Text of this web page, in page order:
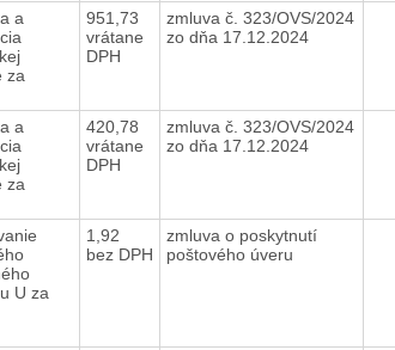
a
za
951,73
vrátane
DPH
zmluva č. 323/OVS/2024
zo dňa 17.12.2024
a
za
420,78
vrátane
DPH
zmluva č. 323/OVS/2024
zo dňa 17.12.2024
U za
1,92
bez DPH
zmluva o poskytnutí
poštového úveru